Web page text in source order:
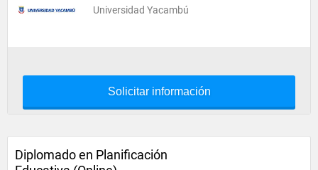
Universidad Yacambú
Solicitar información
Diplomado en Planificación